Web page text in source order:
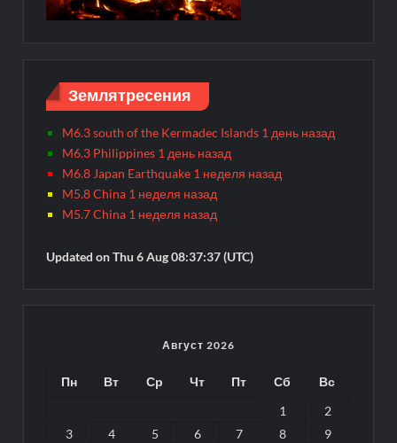
Землятресения
M6.3 south of the Kermadec Islands 1 день назад
M6.3 Philippines 1 день назад
M6.8 Japan Earthquake 1 неделя назад
M5.8 China 1 неделя назад
M5.7 China 1 неделя назад
Updated on Thu 6 Aug 08:37:37 (UTC)
Август 2026
Пн Вт Ср Чт Пт Сб
Вс
1
2
3
4 5 6 7 8
9